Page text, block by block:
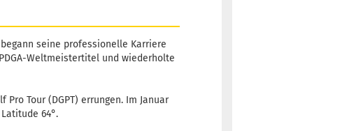
seine professionelle Karriere
Weltmeistertitel und wiederholte
Tour (DGPT) errungen. Im Januar
64°.